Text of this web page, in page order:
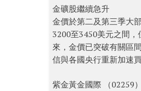
金礦股繼續急升
金價於第二及第三季大
3200至3450美元之間
來，金價已突破有關區
信與各國央行重新加速
紫金黃金國際 （02259